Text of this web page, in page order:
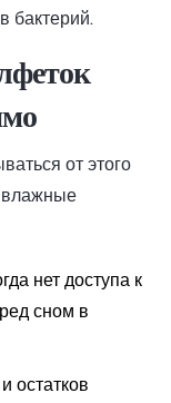
бактерий.
от этого
влажные
нет доступа к
сном в
остатков